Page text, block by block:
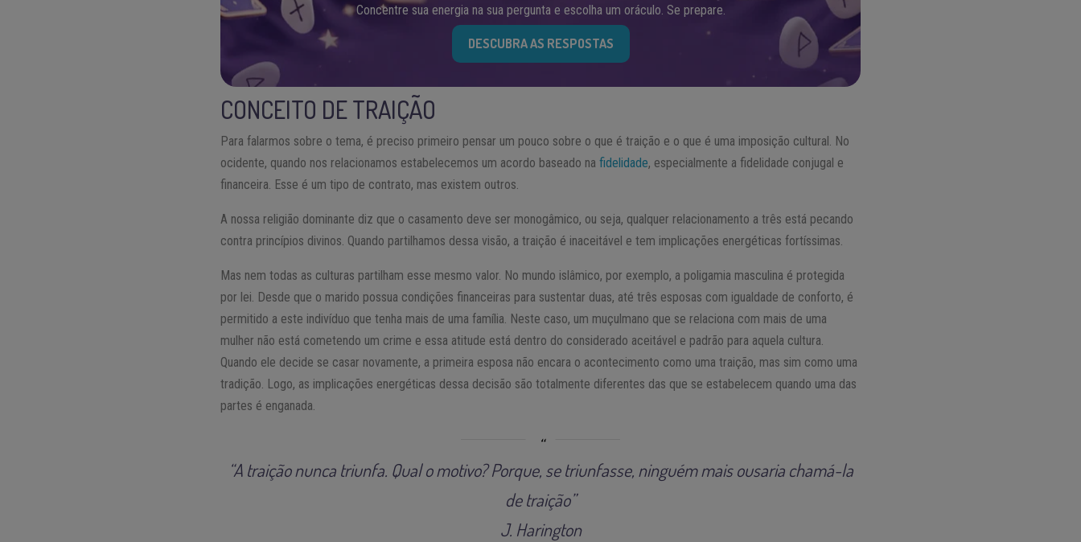
Concentre sua energia na sua pergunta e escolha um oráculo. Se prepare.
DESCUBRA AS RESPOSTAS
CONCEITO DE TRAIÇÃO
Para falarmos sobre o tema, é preciso primeiro pensar um pouco sobre o que é traição e o que é uma imposição cultural. No
ocidente, quando nos relacionamos estabelecemos um acordo baseado nafidelidade, especialmente a fidelidade conjugal e
financeira. Esse é um tipo de contrato, mas existem outros.
A nossa religião dominante diz que o casamento deve ser monogâmico, ou seja, qualquer relacionamento a três está pecando
contra princípios divinos. Quando partilhamos dessa visão, a traição é inaceitável e tem implicações energéticas fortíssimas.
Mas nem todas as culturas partilham esse mesmo valor. No mundo islâmico, por exemplo, a poligamia masculina é protegida
por lei. Desde que o marido possua condições financeiras para sustentar duas, até três esposas com igualdade de conforto, é
permitido a este indivíduo que tenha mais de uma família. Neste caso, um muçulmano que se relaciona com mais de uma
mulher não está cometendo um crime e essa atitude está dentro do considerado aceitável e padrão para aquela cultura.
Quando ele decide se casar novamente, a primeira esposa não encara o acontecimento como uma traição, mas sim como uma
tradição. Logo, as implicações energéticas dessa decisão são totalmente diferentes das que se estabelecem quando uma das
partes é enganada.
“A traição nunca triunfa. Qual o motivo? Porque, se triunfasse, ninguém mais ousaria chamá-la
de traição”
J. Harington